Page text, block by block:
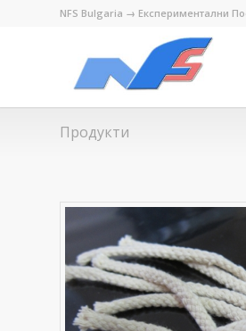
NFS Bulgaria → Експериментални
Продукти